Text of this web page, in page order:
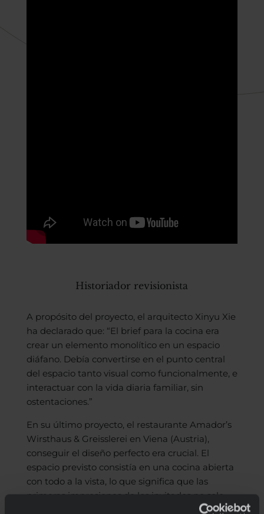
Historiador revisionista
A propósito del proyecto, el arquitecto Xinyu Xie
ha declarado que: “El brief para la cocina era
crear un elemento monolítico en un espacio
diáfano. Debía convertirse en el punto central
del espacio tanto visual como funcionalmente, e
interactuar con la vida diaria familiar, sin
ostentaciones.”
En su último proyecto, el restaurante Amador’s
Wirsthaus & Greisslerei en Viena (Austria),
conseguir el diseño perfecto era crucial. El
espacio previsto consistía en una cocina abierta
con todo a la vista, lo que significa que las
primeras impresiones de los invitados no solo
serían del comedor, también de la cuadrilla de